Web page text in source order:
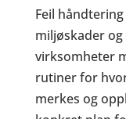
Feil
miljøskader
virksomheter
rutiner for
merkes og